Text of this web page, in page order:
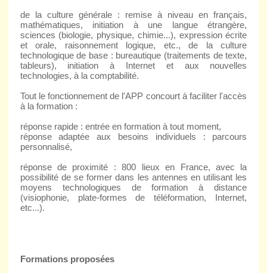
de la culture générale : remise à niveau en français,
mathématiques, initiation à une langue étrangère,
sciences (biologie, physique, chimie...), expression écrite
et orale, raisonnement logique, etc., de la culture
technologique de base : bureautique (traitements de texte,
tableurs), initiation à Internet et aux nouvelles
technologies, à la comptabilité.
Tout le fonctionnement de l'APP concourt à faciliter l'accès
à la formation :
réponse rapide : entrée en formation à tout moment,
réponse adaptée aux besoins individuels : parcours
personnalisé,
réponse de proximité : 800 lieux en France, avec la
possibilité de se former dans les antennes en utilisant les
moyens technologiques de formation à distance
(visiophonie, plate-formes de téléformation, Internet,
etc...).
Formations proposées